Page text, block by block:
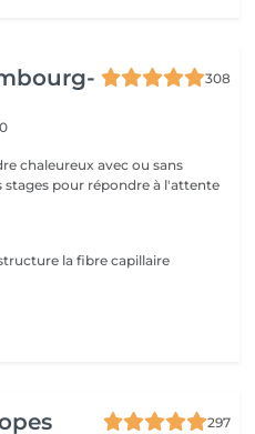
308
chaleureux avec ou sans
stages pour répondre à l'attente
la fibre capillaire
297